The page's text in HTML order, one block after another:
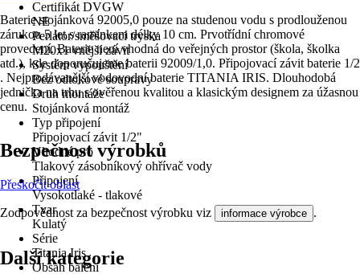
Certifikát DVGW
NE
Perlátor/směšovací tryska
M20x1 vnější závit
Systém vypouštění
Bez odtokové soupravy
Druh montáže
Stojánková montáž
Typ připojení
Připojovací závit 1/2"
Vhodné pro
Tlakový zásobníkový ohřívač vody
Připojení
Vysokotlaké - tlakové
Tvar
Kulatý
Série
Titania Iris
Obsah balení
Baterie stojánková 92005,0 pouze na studenou vodu s prodlouženou
zárukou 5 let s ramínkem délky 10 cm. Prvotřídní chromové
provedení. Baterie není vhodná do veřejných prostor (škola, školka
atd.), kde doporučujeme baterii 92009/1,0. Připojovací závit baterie 1/2
. Nejprodávanější vodovodní baterie TITANIA IRIS. Dlouhodobá
jednička na trhu s ověřenou kvalitou a klasickým designem za úžasnou
cenu.
Bezpečnost výrobků
Přeskočit oblast
Zodpovědnost za bezpečnost výrobku viz informace výrobce .
Další kategorie